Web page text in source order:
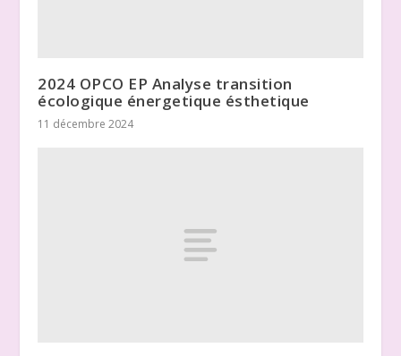
2024 OPCO EP Analyse transition
écologique énergetique ésthetique
11 décembre 2024